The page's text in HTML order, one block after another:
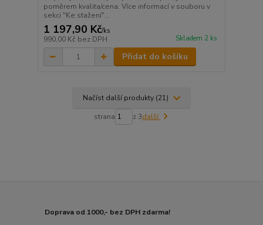
poměrem kvalita/cena. Více informací v souboru v
sekci "Ke stažení"...
1 197,90 Kč/ks
990,00 Kč bez DPH Skladem 2 ks
Přidat do košíku
Načíst další produkty (21)
strana z 3další
Doprava od 1000,- bez DPH zdarma!